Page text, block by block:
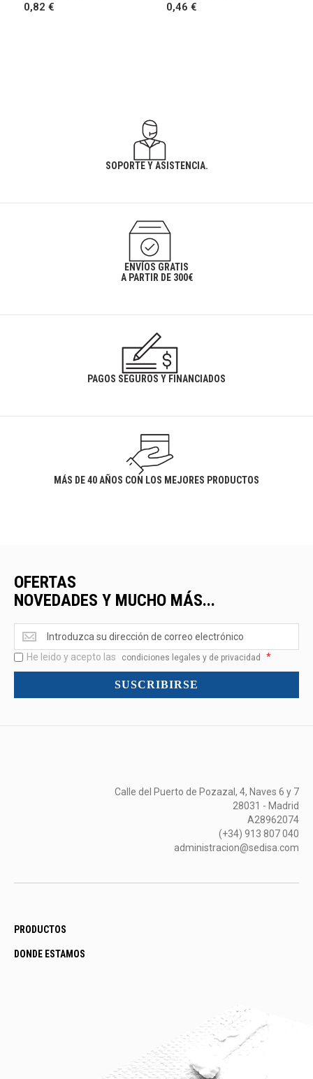
0,82 €
0,46 €
SOPORTE Y ASISTENCIA.
ENVÍOS GRATIS
A PARTIR DE 300€
PAGOS SEGUROS Y FINANCIADOS
MÁS DE 40 AÑOS CON LOS MEJORES PRODUCTOS
OFERTAS
NOVEDADES Y MUCHO MÁS...
Ofertas
<br>Novedades
y
mucho
He leido y acepto las condiciones legales y de privacidad *
SUSCRIBIRSE
Calle del Puerto de Pozazal, 4, Naves 6 y 7
28031 - Madrid
A28962074
(+34) 913 807 040
administracion@sedisa.com
PRODUCTOS
DONDE ESTAMOS